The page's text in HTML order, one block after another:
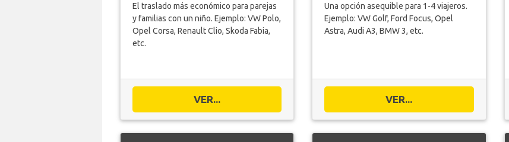
El traslado más económico para parejas
y familias con un niño. Ejemplo: VW Polo,
Opel Corsa, Renault Clio, Skoda Fabia,
etc.
VER...
Una opción asequible para 1-4 viajeros.
Ejemplo: VW Golf, Ford Focus, Opel
Astra, Audi A3, BMW 3, etc.
VER...